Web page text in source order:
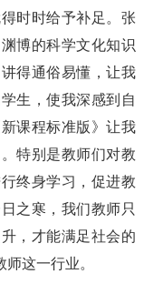
时时给予补足。张
博的科学文化知识
得通俗易懂，让我
生，使我深感到自
课程标准版》让我
特别是教师们对教
终身学习，促进教
之寒，我们教师只
，才能满足社会的
这一行业。